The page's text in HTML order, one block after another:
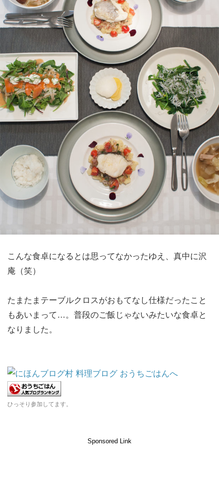
こんな食卓になるとは思ってなかったゆえ、真中に沢
庵（笑）
たまたまテーブルクロスがおもてなし仕様だったこと
もあいまって…。普段のご飯じゃないみたいな食卓と
なりました。
ひっそり参加してます。
Sponsored Link